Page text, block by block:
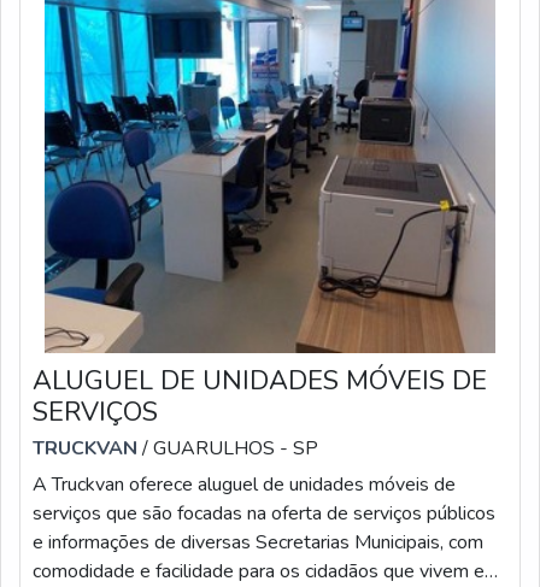
ALUGUEL DE UNIDADES MÓVEIS DE
SERVIÇOS
TRUCKVAN/ GUARULHOS - SP
A Truckvan oferece aluguel de unidades móveis de
serviços que são focadas na oferta de serviços públicos
e informações de diversas Secretarias Municipais, com
comodidade e facilidade para os cidadãos que vivem em